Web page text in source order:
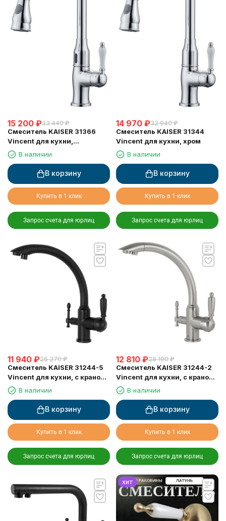
15 200 ₽33 440 ₽
Смеситель KAISER 31366
Vincent для кухни,
сенсорное управление,
вытяжная лейка, Sensor
В наличии
В корзину
Купить в 1 клик
Запрос счета для юрлиц
14 970 ₽32 940 ₽
Смеситель KAISER 31344
Vincent для кухни, хром
В наличии
В корзину
Купить в 1 клик
Запрос счета для юрлиц
11 940 ₽26 270 ₽
Смеситель KAISER 31244-5
Vincent для кухни, с краном
для питьевой воды, черный
металлик
В наличии
В корзину
Купить в 1 клик
Запрос счета для юрлиц
12 810 ₽28 190 ₽
Смеситель KAISER 31244-2
Vincent для кухни, с краном
для питьевой воды, серебро
В наличии
В корзину
Купить в 1 клик
Запрос счета для юрлиц
хит